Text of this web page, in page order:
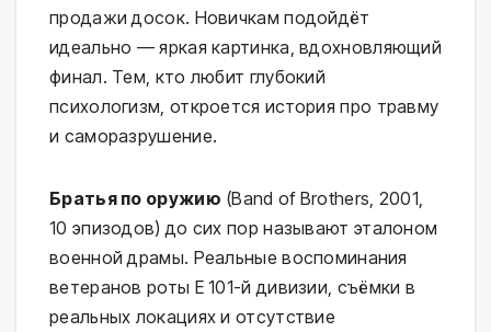
продажи досок. Новичкам подойдёт
идеально — яркая картинка, вдохновляющий
финал. Тем, кто любит глубокий
психологизм, откроется история про травму
и саморазрушение.
Братья по оружию (Band of Brothers, 2001,
10 эпизодов) до сих пор называют эталоном
военной драмы. Реальные воспоминания
ветеранов роты E 101-й дивизии, съёмки в
реальных локациях и отсутствие